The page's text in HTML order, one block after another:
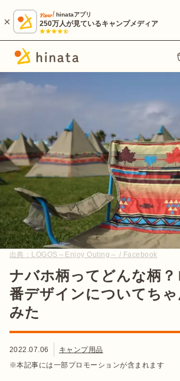
hinataアプリ
250万人が見ているキャンプメディア
出典： LOGOS～Enjoy Outing～ / Facebook
ナバホ柄ってどんな柄？
番デザインについてちゃ
みた
2022.07.06
キャンプ用品
※本記事には一部プロモーションが含まれます